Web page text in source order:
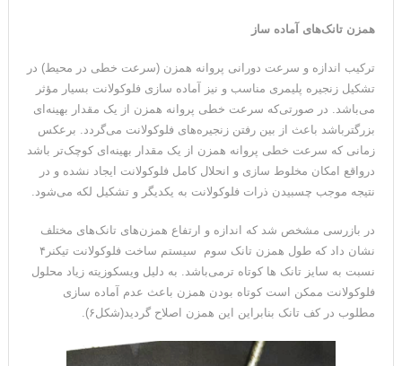
همزن تانک‌های آماده ساز
ترکیب اندازه و سرعت دورانی پروانه همزن (سرعت خطی در محیط) در
تشکیل زنجیره‌ پلیمری مناسب و نیز آماده سازی فلوکولانت بسیار مؤثر
می‌باشد. در صورتی‌که سرعت خطی پروانه همزن از یک مقدار بهینه‌ای
بزرگترباشد باعث از بین رفتن زنجیره‌های فلوکولانت می‌گردد. برعکس
زمانی که سرعت خطی پروانه همزن از یک مقدار بهینه‌ای کوچک‌تر باشد
درواقع امکان مخلوط سازی و انحلال کامل فلوکولانت ایجاد نشده و در
نتیجه موجب چسبیدن ذرات فلوکولانت به یکدیگر و تشکیل لکه می‌شود.
در بازرسی مشخص شد که اندازه و ارتفاع همزن‌های تانک‌های مختلف
نشان داد که طول همزن تانک سوم سیستم ساخت فلوکولانت تیکنر۴
نسبت به سایز تانک ها کوتاه ترمی‌باشد. به دلیل ویسکوزیته زیاد محلول
فلوکولانت ممکن است کوتاه بودن همزن باعث عدم آماده سازی
مطلوب در کف تانک بنابراین این همزن اصلاح گردید(شکل۶).